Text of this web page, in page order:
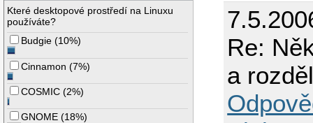
Které desktopové prostředí na Linuxu
používáte?
Budgie (10%)
Cinnamon (7%)
COSMIC (2%)
GNOME (18%)
Re:
a